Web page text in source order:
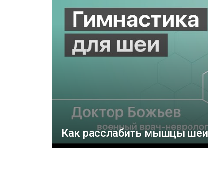
Как расслабить мышцы шеи